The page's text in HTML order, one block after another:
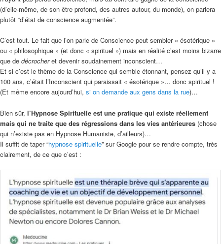
(d’elle-même, de son être profond, des autres autour, du monde), on parlera
plutôt “d’état de conscience augmentée”.
C’est tout. Le fait que l’on parle de Conscience peut sembler « ésotérique »
ou « philosophique » (et donc « spirituel ») mais en réalité c’est moins bizarre
que de décrocheret devenir soudainement inconscient…
Et si c’est le thème de la Conscience qui semble étonnant, pensez qu’il y a
100 ans, c’était l’Inconscient qui paraissait « ésotérique »… donc spirituel !
(Et même encore aujourd’hui, si on demande aux gens dans la rue)…
Bien sûr, l’Hypnose Spirituelle est une pratique qui existe réellement
mais qui ne traite que des régressions dans les vies antérieures (chose
qui n’existe pas en Hypnose Humaniste, d’ailleurs)…
Il suffit de taper “hypnose spirituelle” sur Google pour se rendre compte, très
clairement, de ce que c’est :